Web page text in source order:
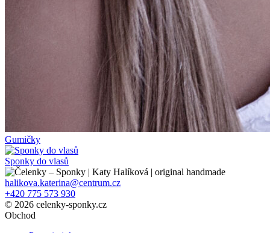
Gumičky
Sponky do vlasů
halikova.katerina@centrum.cz
+420 775 573 930
© 2026 celenky-sponky.cz
Obchod